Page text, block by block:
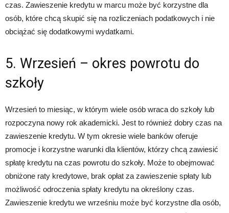
czas. Zawieszenie kredytu w marcu może być korzystne dla
osób, które chcą skupić się na rozliczeniach podatkowych i nie
obciążać się dodatkowymi wydatkami.
5. Wrzesień – okres powrotu do
szkoły
Wrzesień to miesiąc, w którym wiele osób wraca do szkoły lub
rozpoczyna nowy rok akademicki. Jest to również dobry czas na
zawieszenie kredytu. W tym okresie wiele banków oferuje
promocje i korzystne warunki dla klientów, którzy chcą zawiesić
spłatę kredytu na czas powrotu do szkoły. Może to obejmować
obniżone raty kredytowe, brak opłat za zawieszenie spłaty lub
możliwość odroczenia spłaty kredytu na określony czas.
Zawieszenie kredytu we wrześniu może być korzystne dla osób,